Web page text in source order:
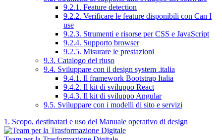
9.2.1. Feature detection
9.2.2. Verificare le feature disponibili con Can I
use
9.2.3. Strumenti e risorse per CSS e JavaScript
9.2.4. Supporto browser
9.2.5. Misurare le prestazioni
9.3. Catalogo del riuso
9.4. Sviluppare con il design system .italia
9.4.1. Il framework Bootstrap Italia
9.4.2. Il kit di sviluppo React
9.4.3. Il kit di sviluppo Angular
9.5. Sviluppare con i modelli di sito e servizi
1. Scopo, destinatari e uso del Manuale operativo di design